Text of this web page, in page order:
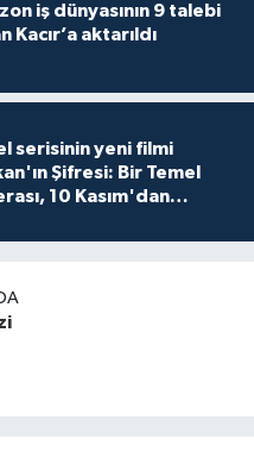
iş dünyasının 9 talebi
Kacır’a aktarıldı
serisinin yeni filmi
Şifresi: Bir Temel
10 Kasım'dan